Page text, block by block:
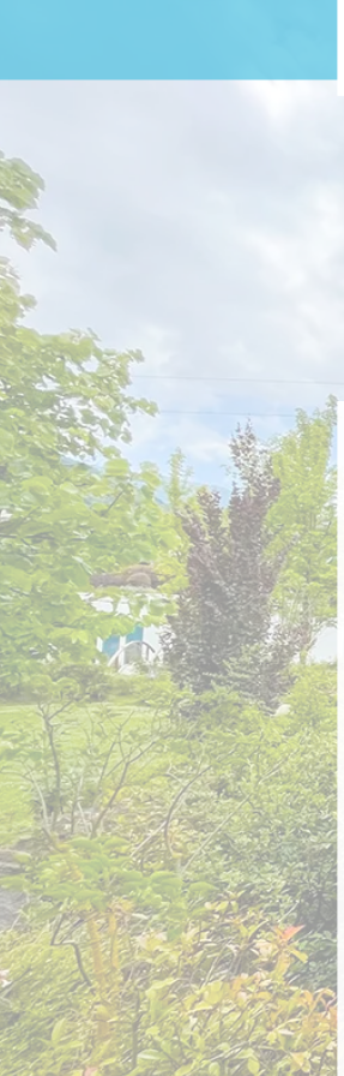
Güzel bir tesis . Havuzlar ve tesis
temiz ,…
Ş. Özgül
Beş yıldızlı bir devre tatil